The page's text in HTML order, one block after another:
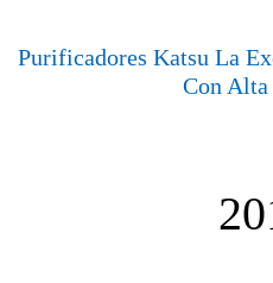
Purificadores Katsu La
Con